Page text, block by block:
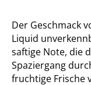
Der Geschmack
Liquid
saftige Note, die
Spaziergang
fruchtige Frische